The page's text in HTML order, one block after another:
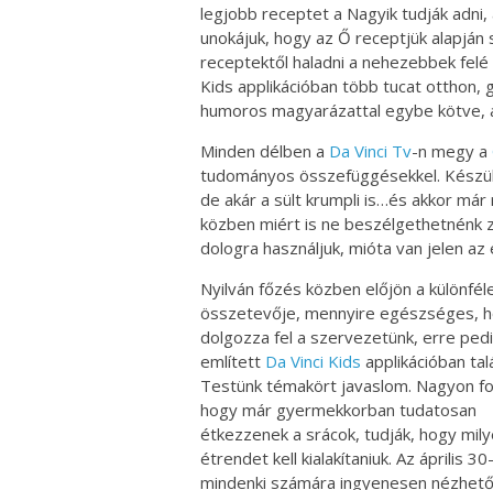
legjobb receptet a Nagyik tudják
unokájuk, hogy az Ő receptjük
receptektől haladni a nehezebbek
Kids applikációban több tucat otthon,
humoros magyarázattal egybe
Minden délben a Da Vinci Tv-n megy a
tudományos összefüggésekkel.
de akár a sült krumpli is…és akkor
közben miért is ne
dologra használjuk, mióta van jelen az
Nyilván főzés közben előjön a
összetevője, mennyire egészséges,
dolgozza fel a szervezetünk, erre
említett Da Vinci Kids applikációban
Testünk témakört javaslom. Nagyon
hogy már gyermekkorban tudatosan
étkezzenek a srácok, tudják, hogy
étrendet kell kialakítaniuk. Az április
mindenki számára ingyenesen